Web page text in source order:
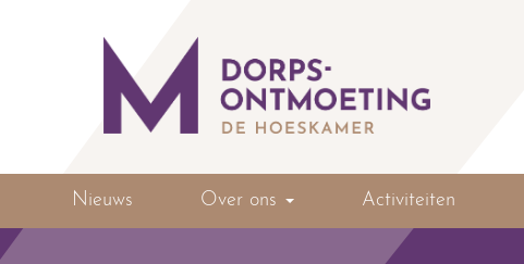
Nieuws Over ons Activiteiten